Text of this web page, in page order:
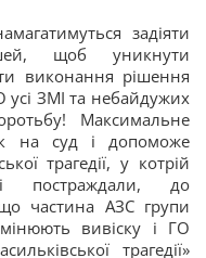
задіяти
щоб уникнути
виконання рішення
ЗМІ та небайдужих
Максимальне
на суд і допоможе
трагедії, у котрій
постраждали, до
частина АЗС групи
вивіску і ГО
трагедії»